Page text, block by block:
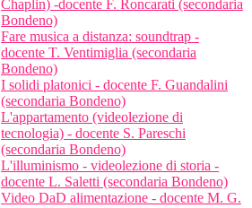
Chaplin) -docente F. Roncarati (secondaria
Bondeno)
Fare musica a distanza: soundtrap -
docente T. Ventimiglia (secondaria
Bondeno)
I solidi platonici - docente F. Guandalini
(secondaria Bondeno)
L'appartamento (videolezione di
tecnologia) - docente S. Pareschi
(secondaria Bondeno)
L'illuminismo - videolezione di storia -
docente L. Saletti (secondaria Bondeno)
Video DaD alimentazione - docente M. G.